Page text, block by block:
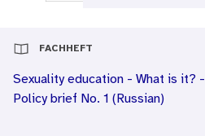
FACHHEFT
Sexuality education - What is it? -
Policy brief No. 1 (Russian)